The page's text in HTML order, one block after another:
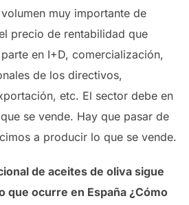
muy importante de
precio de rentabilidad que
en I+D, comercialización,
de los directivos,
etc. El sector debe en
se vende. Hay que pasar de
a producir lo que se vende.
de aceites de oliva sigue
que ocurre en España ¿Cómo